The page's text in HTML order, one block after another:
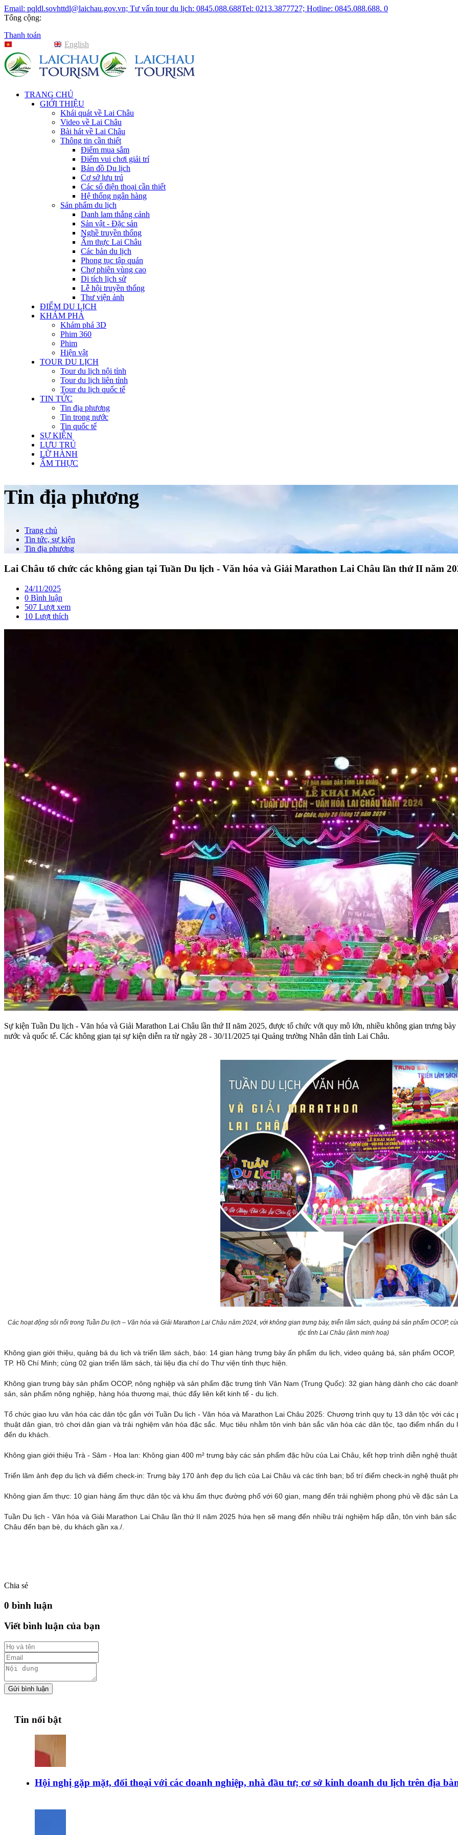
Email: pqldl.sovhttdl@laichau.gov.vn; Tư vấn tour du lịch: 0845.088.688Tel: 0213.3877727; Hotline: 0845.088.688. 0
Tổng cộng:
Thanh toán
English
TRANG CHỦ
GIỚI THIỆU
Khái quát về Lai Châu
Video về Lai Châu
Bài hát về Lai Châu
Thông tin cần thiết
Điểm mua sắm
Điểm vui chơi giải trí
Bản đồ Du lịch
Cơ sở lưu trú
Các số điện thoại cần thiết
Hệ thống ngân hàng
Sản phẩm du lịch
Danh lam thắng cảnh
Sản vật - Đặc sản
Nghề truyền thống
Ẩm thực Lai Châu
Các bản du lịch
Phong tục tập quán
Chợ phiên vùng cao
Di tích lịch sử
Lễ hội truyền thống
Thư viện ảnh
ĐIỂM DU LỊCH
KHÁM PHÁ
Khám phá 3D
Phim 360
Phim
Hiện vật
TOUR DU LỊCH
Tour du lịch nội tỉnh
Tour du lịch liên tỉnh
Tour du lịch quốc tế
TIN TỨC
Tin địa phương
Tin trong nước
Tin quốc tế
SỰ KIỆN
LƯU TRÚ
LỮ HÀNH
ẨM THỰC
Tin địa phương
Trang chủ
Tin tức, sự kiện
Tin địa phương
Lai Châu tổ chức các không gian tại Tuần Du lịch - Văn hóa và Giải Marathon Lai Châu lần thứ II năm
24/11/2025
0 Bình luận
507 Lượt xem
10 Lượt thích
Sự kiện Tuần Du lịch - Văn hóa và Giải Marathon Lai Châu lần thứ II năm 2025, được tổ chức với quy mô lớn, nhiều không gian trưng
nước và quốc tế. Các không gian tại sự kiện diễn ra từ ngày 28 - 30/11/2025 tại Quảng trường Nhân dân tỉnh Lai Châu.
Các hoạt động sôi nổi trong Tuần Du lịch – Văn hóa và Giải Marathon Lai Châu năm 2024, với không gian trưng bày, triển lãm sách, quảng bá sản phẩm OCOP,
tộc tỉnh Lai Châu (ảnh minh hoạ)
Không gian giới thiệu, quảng bá du lịch và triển lãm sách, báo: 14 gian hàng trưng bày ấn phẩm du lịch, video quảng bá, sản phẩm
TP. Hồ Chí Minh; cùng 02 gian triển lãm sách, tài liệu địa chí do Thư viện tỉnh thực hiện.
Không gian trưng bày sản phẩm OCOP, nông nghiệp và sản phẩm đặc trưng tỉnh Vân Nam (Trung Quốc): 32 gian hàng dành cho các
sản, sản phẩm nông nghiệp, hàng hóa thương mại, thúc đẩy liên kết kinh tế - du lịch.
Tổ chức giao lưu văn hóa các dân tộc gắn với Tuần Du lịch - Văn hóa và Marathon Lai Châu 2025: Chương trình quy tụ 13 dân tộc với
thuật dân gian, trò chơi dân gian và trải nghiệm văn hóa đặc sắc. Mục tiêu nhằm tôn vinh bản sắc văn hóa các dân tộc, tạo điểm nhấn
đến du khách.
Không gian giới thiệu Trà - Sâm - Hoa lan: Không gian 400 m² trưng bày các sản phẩm đặc hữu của Lai Châu, kết hợp trình diễn nghệ
Triển lãm ảnh đẹp du lịch và điểm check-in: Trưng bày 170 ảnh đẹp du lịch của Lai Châu và các tỉnh bạn; bố trí điểm check-in nghệ thuật
Không gian ẩm thực: 10 gian hàng ẩm thực dân tộc và khu ẩm thực đường phố với 60 gian, mang đến trải nghiệm phong phú về đặc sản
Tuần Du lịch - Văn hóa và Giải Marathon Lai Châu lần thứ II năm 2025 hứa hẹn sẽ mang đến nhiều trải nghiệm hấp dẫn, tôn vinh bản
Châu đến bạn bè, du khách gần xa./.
Chia sẻ
0 bình luận
Viết bình luận của bạn
Gửi bình luận
Tin nổi bật
Hội nghị gặp mặt, đối thoại với các doanh nghiệp, nhà đầu tư; cơ sở kinh doanh du lịch trên địa